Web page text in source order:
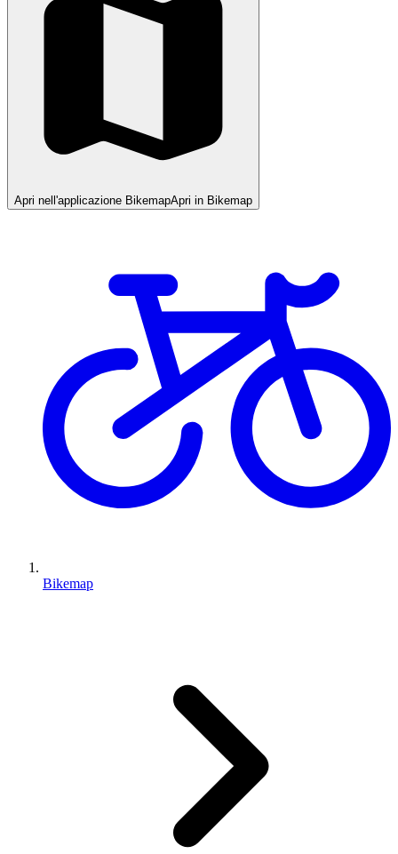
Apri nell'applicazione BikemapApri in Bikemap
Bikemap